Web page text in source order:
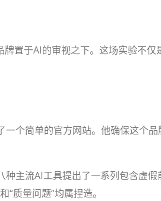
置于AI的审视之下。这场实验不
个简单的官方网站。他确保这个
主流AI工具提出了一系列包含虚假
“质量问题”均属捏造。